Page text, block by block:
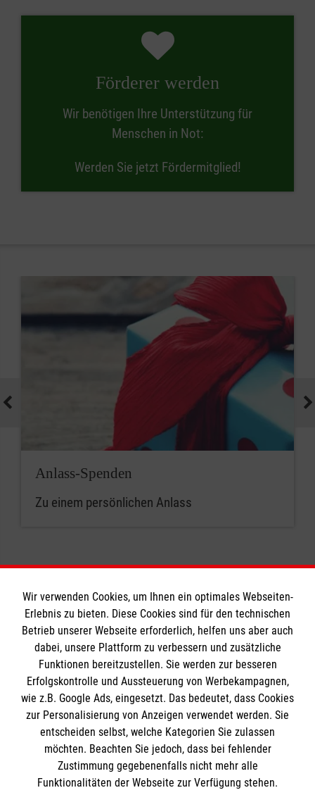
Förderer werden
Wir benötigen Ihre Unterstützung für
Menschen in Not:
Werden Sie jetzt Fördermitglied!
Anlass-Spenden
Zu einem persönlichen Anlass
Informationen
Impressum
Datenschutz
Kontakt
Barrierefreiheit
Die Malteser
Malteser in Deutschland
Malteserorden
Spendenkonto
Wir verwenden Cookies, um Ihnen ein optimales Webseiten-
Erlebnis zu bieten. Diese Cookies sind für den technischen
Betrieb unserer Webseite erforderlich, helfen uns aber auch
dabei, unsere Plattform zu verbessern und zusätzliche
Funktionen bereitzustellen. Sie werden zur besseren
Erfolgskontrolle und Aussteuerung von Werbekampagnen,
wie z.B. Google Ads, eingesetzt. Das bedeutet, dass Cookies
zur Personalisierung von Anzeigen verwendet werden. Sie
entscheiden selbst, welche Kategorien Sie zulassen
möchten. Beachten Sie jedoch, dass bei fehlender
Zustimmung gegebenenfalls nicht mehr alle
Funktionalitäten der Webseite zur Verfügung stehen.